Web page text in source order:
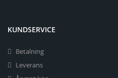
KUNDSERVICE
Betalning
Leverans